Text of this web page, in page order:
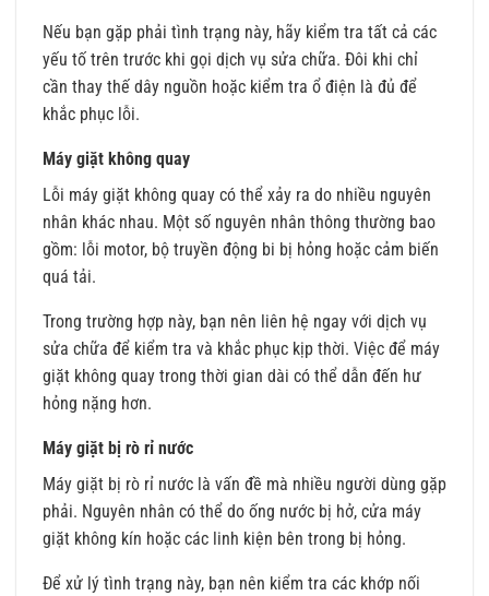
Nếu bạn gặp phải tình trạng này, hãy kiểm tra tất cả các
yếu tố trên trước khi gọi dịch vụ sửa chữa. Đôi khi chỉ
cần thay thế dây nguồn hoặc kiểm tra ổ điện là đủ để
khắc phục lỗi.
Máy giặt không quay
Lỗi máy giặt không quay có thể xảy ra do nhiều nguyên
nhân khác nhau. Một số nguyên nhân thông thường bao
gồm: lỗi motor, bộ truyền động bi bị hỏng hoặc cảm biến
quá tải.
Trong trường hợp này, bạn nên liên hệ ngay với dịch vụ
sửa chữa để kiểm tra và khắc phục kịp thời. Việc để máy
giặt không quay trong thời gian dài có thể dẫn đến hư
hỏng nặng hơn.
Máy giặt bị rò rỉ nước
Máy giặt bị rò rỉ nước là vấn đề mà nhiều người dùng gặp
phải. Nguyên nhân có thể do ống nước bị hở, cửa máy
giặt không kín hoặc các linh kiện bên trong bị hỏng.
Để xử lý tình trạng này, bạn nên kiểm tra các khớp nối